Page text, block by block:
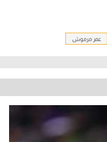
عمر مرموش